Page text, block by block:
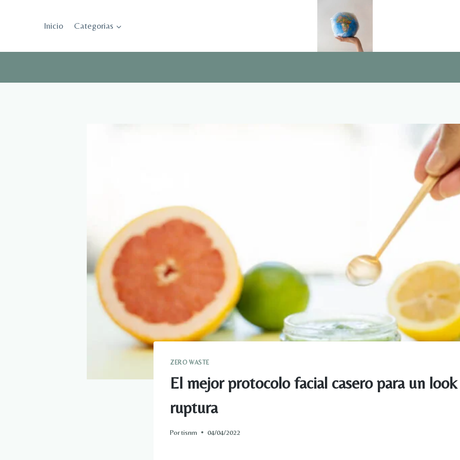
Inicio Categorias
ZERO WASTE
El mejor protocolo facial casero para un
ruptura
Portisnm 04/04/2022